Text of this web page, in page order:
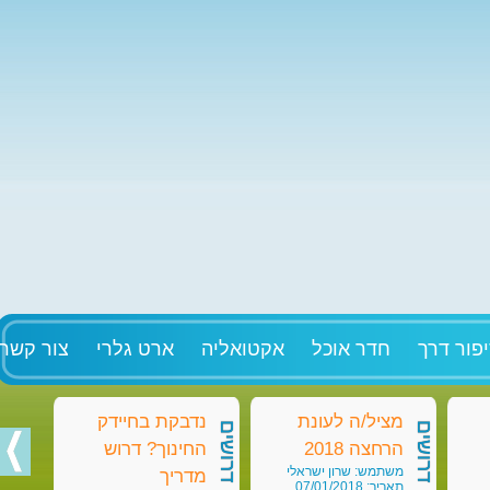
דרך חדר אוכל אקטואליה ארט גלרי צור
מציל/ה לעונת
הרחצה 2018
משתמש: שרון ישראלי
תאריך: 07/01/2018
דרושים
נדבקת בחיידק
החינוך? דרוש
מדריך
דרושים דרושים